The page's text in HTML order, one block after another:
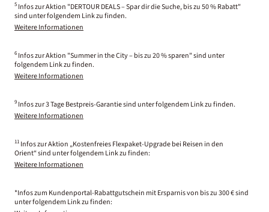
5 Infos zur Aktion "DERTOUR DEALS – Spar dir die Suche, bis zu 50 % Rabatt"
sind unter folgendem Link zu finden.
Weitere Informationen
6 Infos zur Aktion "Summer in the City – bis zu 20 % sparen" sind unter
folgendem Link zu finden.
Weitere Informationen
9 Infos zur 3 Tage Bestpreis-Garantie sind unter folgendem Link zu finden.
Weitere Informationen
11 Infos zur Aktion „Kostenfreies Flexpaket-Upgrade bei Reisen in den
Orient“ sind unter folgendem Link zu finden:
Weitere Informationen
*Infos zum Kundenportal-Rabattgutschein mit Ersparnis von bis zu 300 € sind
unter folgendem Link zu finden: